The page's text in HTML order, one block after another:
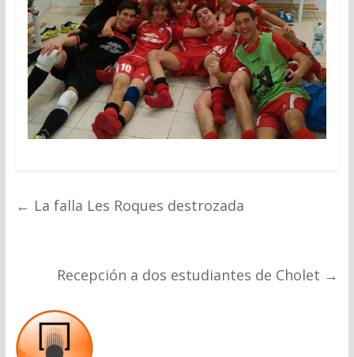
← La falla Les Roques destrozada
Recepción a dos estudiantes de Cholet →